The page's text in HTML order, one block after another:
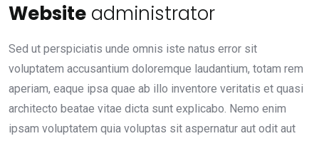
Website administrator
Sed ut perspiciatis unde omnis iste natus error sit
voluptatem accusantium doloremque laudantium, totam rem
aperiam, eaque ipsa quae ab illo inventore veritatis et quasi
architecto beatae vitae dicta sunt explicabo. Nemo enim
ipsam voluptatem quia voluptas sit aspernatur aut odit aut